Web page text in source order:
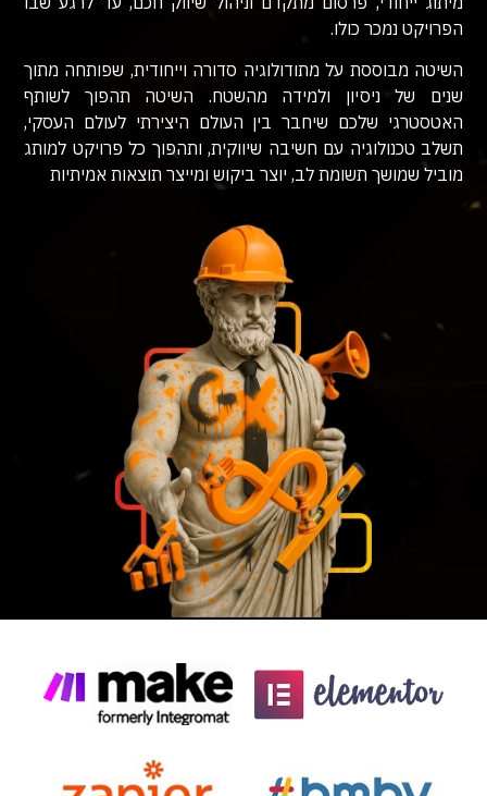
הפרויקט נמכר כולו.
השיטה מבוססת על מתודולוגיה סדורה וייחודית, שפותחה מתוך
שנים של ניסיון ולמידה מהשטח. השיטה תהפוך לשותף
האטסטרגי שלכם שיחבר בין העולם היצירתי לעולם העסקי,
תשלב טכנולוגיה עם חשיבה שיווקית, ותהפוך כל פרויקט למותג
מוביל שמושך תשומת לב, יוצר ביקוש ומייצר תוצאות אמיתיות